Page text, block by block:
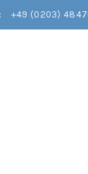
+49 (0203)